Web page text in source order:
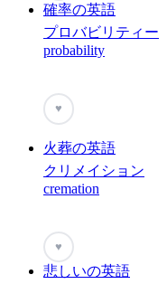
確率の英語
プロバビリティー
probability
♥
火葬の英語
クリメイション
cremation
♥
悲しいの英語